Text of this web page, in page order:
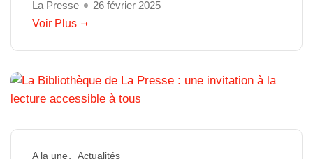
La Presse
26 février 2025
Voir Plus
A la une Actualités